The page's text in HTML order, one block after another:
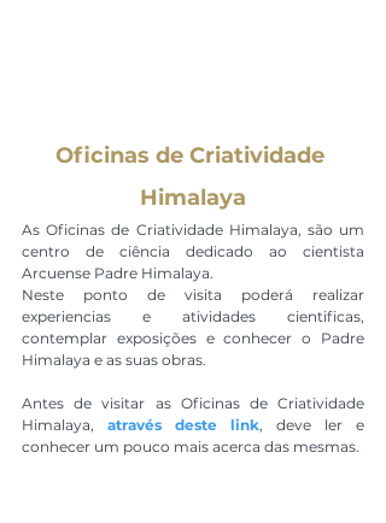
Oficinas de Criatividade
Himalaya
As Oficinas de Criatividade Himalaya, são um
centro de ciência dedicado ao cientista
Arcuense Padre Himalaya.
Neste ponto de visita poderá realizar
experiencias e atividades cientificas,
contemplar exposições e conhecer o Padre
Himalaya e as suas obras.
Antes de visitar as Oficinas de Criatividade
Himalaya, através deste link, deve ler e
conhecer um pouco mais acerca das mesmas.